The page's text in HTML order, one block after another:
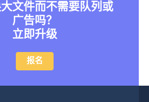
文件而不需要队列或
广告吗？
立即升级
报名